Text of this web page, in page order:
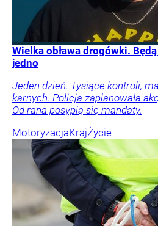
Wielka obława drogówki.
jedno
Jeden dzień. Tysiące kontroli,
karnych. Policja zaplanowała
Od rana posypią się mandaty.
MotoryzacjaKrajŻycie